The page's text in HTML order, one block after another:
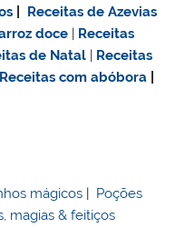
Receitas de Azevias
doce | Receitas
de Natal | Receitas
Receitas com abóbora
mágicos | Poções
magias & feitiços